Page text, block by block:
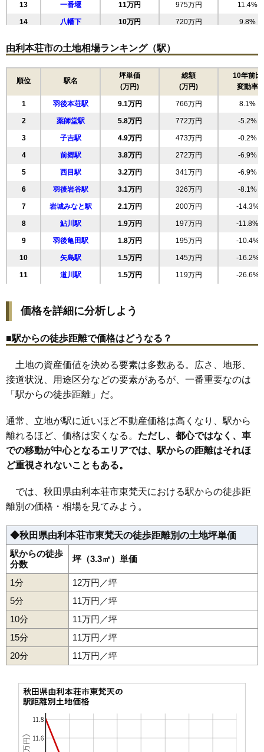
13 一番堰 11万円 975万円 11.4%
14 八幡下 10万円 720万円 9.8%
16 中梵天 9.5万円 1,014万円 3.7%
9.1万円 570万円 6.8%
9.0万円 891万円 3.1%
19 西小人町 8.9万円 671万円 3.5%
20 石脇 8.8万円 794万円 8.2%
21 桜小路 8.8万円 1,407万円 -3.3%
22 新組町 8.4万円 607万円 3.8%
23 西梵天 7.9万円 811万円 2.1%
24 鶴沼 7.9万円 499万円 5.9%
25 大鍬町 7.9万円 617万円 8.9%
26 中町 7.4万円 2,461万円 -2.0%
27 薬師堂 7.2万円 713万円 -2.9%
28 小人町 6.9万円 618万円 1.4%
29 古雪町 6.5万円 586万円 6.8%
31 大浦 5.6万円
33 水林 4.5万円 789万円 -0.0%
34 荒町 4.4万円 329万円 -1.1%
35 岩谷町 3.8万円 378万円 -5.6%
36 矢島町七日町
37 二十六木 3.3万円 478万円 -7.6%
38 前郷 3.3万円 247万円 -15.3%
39 西目町沼田 2.9万円 335万円 -9.8%
40 三条 2.8万円
42 矢島町矢島町 2.2万円
44 土谷 2.1万円 503万円
45 西目町出戸
46
47 東鮎川
48 岩城勝手
49 西目町海士剥
50 矢島町元町
51 長坂
53 松ケ崎 1.3万円
54 大内三川
56 岩城赤平 1.2万円 131万円 -14.5%
由利本荘市の土地相場ランキング（駅）
順位 駅名
坪単価
(万円)
総額
(万円)
10年前比
変動率
1 羽後本荘駅 9.1万円 766万円 8.1%
2 薬師堂駅 5.8万円 772万円 -5.2%
3 子吉駅 4.9万円 473万円 -0.2%
4 前郷駅 3.8万円 272万円 -6.9%
5 西目駅 3.2万円 341万円 -6.9%
6 羽後岩谷駅 3.1万円 326万円 -8.1%
7 岩城みなと駅 2.1万円 200万円 -14.3%
8 鮎川駅 1.9万円 197万円 -11.8%
9 羽後亀田駅 1.8万円 195万円 -10.4%
10 矢島駅 1.5万円 145万円 -16.2%
11 道川駅 1.5万円 119万円 -26.6%
価格を詳細に分析しよう
■駅からの徒歩距離で価格はどうなる？
土地の資産価値を決める要素は多数ある。広さ、地形、
接道状況、用途区分などの要素があるが、一番重要なのは
「駅からの徒歩距離」だ。
通常、立地が駅に近いほど不動産価格は高くなり、駅から
離れるほど、価格は安くなる。 ただし、都心ではなく、車
での移動が中心となるエリアでは、駅からの距離はそれほ
ど重視されないこともある。
では、秋田県由利本荘市東梵天における駅からの徒歩距
離別の価格・相場を見てみよう。
◆秋田県由利本荘市東梵天の徒歩距離別の土地坪単価
駅からの徒歩
分数
坪（3.3㎡）単価
1分
12万円／坪
5分
11万円／坪
10分
11万円／坪
15分
11万円／坪
20分
11万円／坪